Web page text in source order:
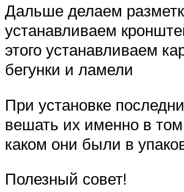
Дальше делаем
устанавливаем
этого устанавливаем
бегунки и ламели
При установке
вешать их именно в
каком они были в
Полезный совет!